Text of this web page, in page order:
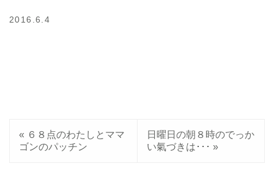
2016.6.4
« ６８点のわたしとママ
ゴンのパッチン
日曜日の朝８時のでっか
い氣づきは･･･ »